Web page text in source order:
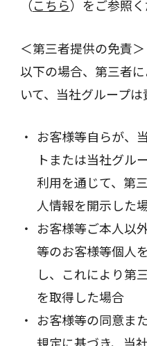
（こちら）をご参照く
＜第三者提供の免責＞
以下の場合、第三者
いて、当社グループは
お客様等自らが、
トまたは当社グル
利用を通じて、第
人情報を開示した
お客様等ご本人以
等のお客様等個人
し、これにより第
を取得した場合
お客様等の同意ま